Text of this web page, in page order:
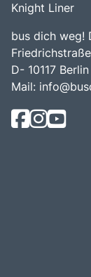
Knight Liner
bus dich weg!
D- 10117 Berlin
Mail: